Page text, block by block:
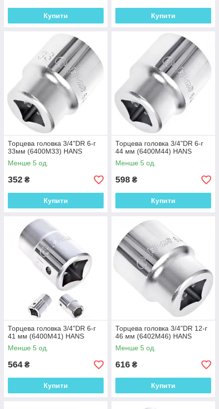
Купити Купити
Торцева головка 3/4"DR 6-г
33мм (6400M33) HANS
Менше 5 од.
352 ₴
Купити
Торцева головка 3/4"DR 6-г
44 мм (6400M44) HANS
Менше 5 од.
598 ₴
Купити
Торцева головка 3/4"DR 6-г
41 мм (6400M41) HANS
Менше 5 од.
564 ₴
Купити
Торцева головка 3/4"DR 12-г
46 мм (6402M46) HANS
Менше 5 од.
616 ₴
Купити